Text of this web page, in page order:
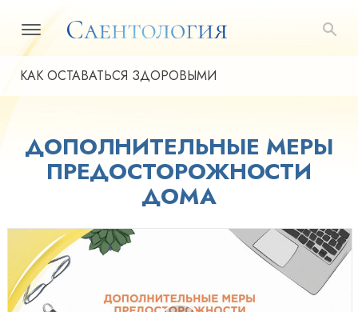
КАК ОСТАВАТЬСЯ ЗДОРОВЫМИ
ДОПОЛНИТЕЛЬНЫЕ МЕРЫ
ПРЕДОСТОРОЖНОСТИ
ДОМА